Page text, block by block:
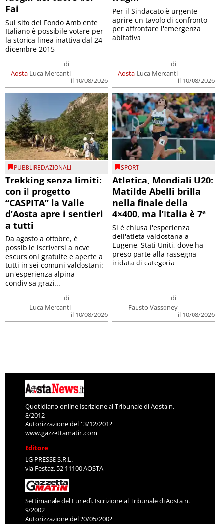
Fai
Aosta
di
Luca Mercanti
il 10/08/2026
Sul sito del Fondo Ambiente
Italiano è possibile votare per
la storica linea inattiva dal 24
dicembre 2015
Aosta
di
Luca Mercanti
il 10/08/2026
Per il Sindacato è urgente
aprire un tavolo di confronto
per affrontare l'emergenza
abitativa
PUBBLIREDAZIONALI
Trekking senza limiti:
con il progetto
“CASPITA” la Valle
d’Aosta apre i sentieri
a tutti
di
Luca Mercanti
il 10/08/2026
Da agosto a ottobre, è
possibile iscriversi a nove
escursioni gratuite e aperte a
tutti in sei comuni valdostani:
un'esperienza alpina
condivisa grazi...
SPORT
Atletica, Mondiali U20:
Matilde Abelli brilla
nella finale della
4×400, ma l’Italia è 7ª
di
Fausto Vassoney
il 10/08/2026
Si è chiusa l'esperienza
dell'atleta valdostana a
Eugene, Stati Uniti, dove ha
preso parte alla rassegna
iridata di categoria
Quotidiano online Iscrizione al Tribunale di Aosta n.
8/2012
Autorizzazione del 13/12/2012
www.gazzettamatin.com
Editore
LG PRESSE S.R.L.
via Festaz, 52 11100 AOSTA
Settimanale del Lunedì. Iscrizione al Tribunale di Aosta n.
9/2002
Autorizzazione del 20/05/2002